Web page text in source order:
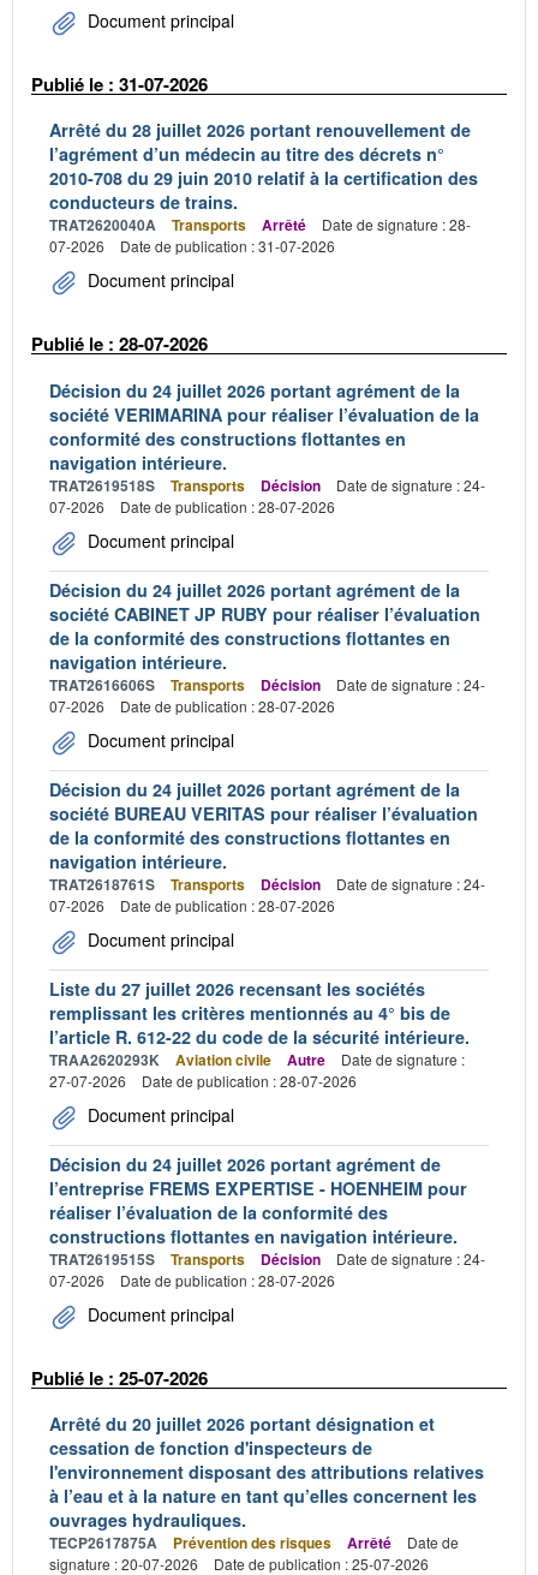
Document principal
Publié le : 31-07-2026
Arrêté du 28 juillet 2026 portant renouvellement de
l’agrément d’un médecin au titre des décrets n°
2010-708 du 29 juin 2010 relatif à la certification des
conducteurs de trains.
TRAT2620040A Transports Arrêté
Date de signature : 28-
07-2026
Date de publication : 31-07-2026
Document principal
Publié le : 28-07-2026
Décision du 24 juillet 2026 portant agrément de la
société VERIMARINA pour réaliser l’évaluation de la
conformité des constructions flottantes en
navigation intérieure.
TRAT2619518S Transports Décision
Date de signature : 24-
07-2026
Date de publication : 28-07-2026
Document principal
Décision du 24 juillet 2026 portant agrément de la
société CABINET JP RUBY pour réaliser l’évaluation
de la conformité des constructions flottantes en
navigation intérieure.
TRAT2616606S Transports Décision
Date de signature : 24-
07-2026
Date de publication : 28-07-2026
Document principal
Décision du 24 juillet 2026 portant agrément de la
société BUREAU VERITAS pour réaliser l’évaluation
de la conformité des constructions flottantes en
navigation intérieure.
TRAT2618761S Transports Décision
Date de signature : 24-
07-2026
Date de publication : 28-07-2026
Document principal
Liste du 27 juillet 2026 recensant les sociétés
remplissant les critères mentionnés au 4° bis de
l’article R. 612-22 du code de la sécurité intérieure.
TRAA2620293K Aviation civile Autre
Date de signature :
27-07-2026
Date de publication : 28-07-2026
Document principal
Décision du 24 juillet 2026 portant agrément de
l’entreprise FREMS EXPERTISE - HOENHEIM pour
réaliser l’évaluation de la conformité des
constructions flottantes en navigation intérieure.
TRAT2619515S Transports Décision
Date de signature : 24-
07-2026
Date de publication : 28-07-2026
Document principal
Publié le : 25-07-2026
Arrêté du 20 juillet 2026 portant désignation et
cessation de fonction d'inspecteurs de
l'environnement disposant des attributions relatives
à l’eau et à la nature en tant qu’elles concernent les
ouvrages hydrauliques.
TECP2617875A Prévention des risques Arrêté
Date de
signature : 20-07-2026
Date de publication : 25-07-2026